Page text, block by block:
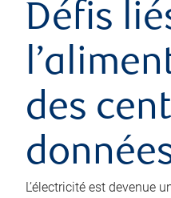
Défis
des
L’électricité est devenue